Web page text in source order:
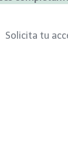
Solicita tu